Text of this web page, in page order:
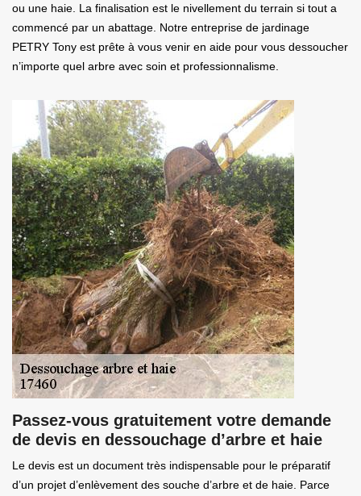
ou une haie. La finalisation est le nivellement du terrain si tout a
commencé par un abattage. Notre entreprise de jardinage
PETRY Tony est prête à vous venir en aide pour vous dessoucher
n’importe quel arbre avec soin et professionnalisme.
Passez-vous gratuitement votre demande
de devis en dessouchage d’arbre et haie
Le devis est un document très indispensable pour le préparatif
d’un projet d’enlèvement des souche d’arbre et de haie. Parce